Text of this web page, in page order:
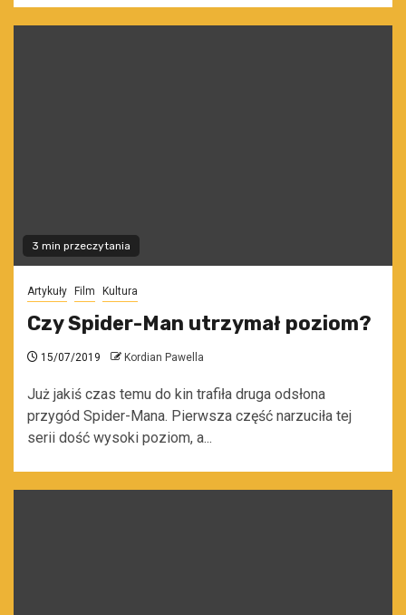
3 min przeczytania
Artykuły Film Kultura
Czy Spider-Man utrzymał poziom?
15/07/2019 Kordian Pawella
Już jakiś czas temu do kin trafiła druga odsłona
przygód Spider-Mana. Pierwsza część narzuciła tej
serii dość wysoki poziom, a...